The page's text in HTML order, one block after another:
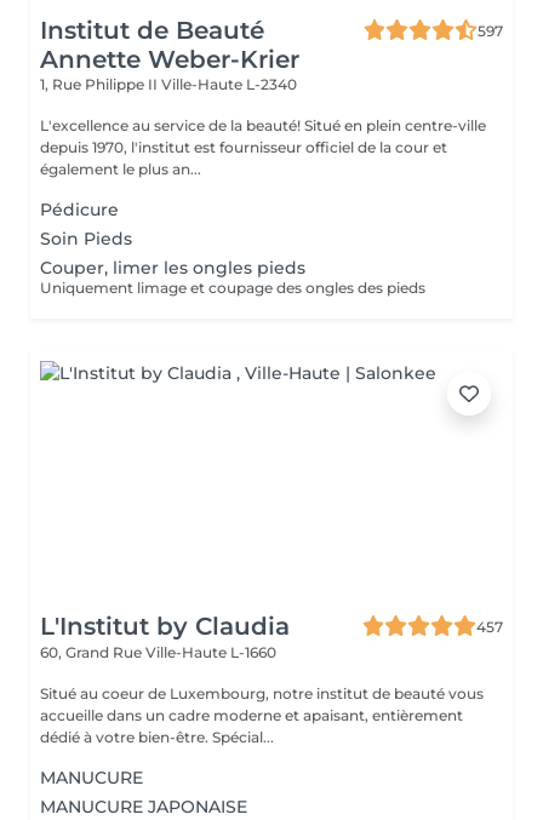
Institut de Beauté
Annette Weber-Krier
597
1, Rue Philippe II Ville-Haute L-2340
L'excellence au service de la beauté! Situé en plein centre-ville
depuis 1970, l'institut est fournisseur officiel de la cour et
également le plus an...
Pédicure
Soin Pieds
Couper, limer les ongles pieds
Uniquement limage et coupage des ongles des pieds
L'Institut by Claudia
457
60, Grand Rue Ville-Haute L-1660
Situé au coeur de Luxembourg, notre institut de beauté vous
accueille dans un cadre moderne et apaisant, entièrement
dédié à votre bien-être. Spécial...
MANUCURE
MANUCURE JAPONAISE